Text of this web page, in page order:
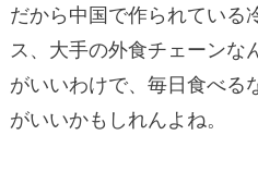
だから中国で作られている
ス、大手の外食チェーンな
がいいわけで、毎日食べる
がいいかもしれんよね。